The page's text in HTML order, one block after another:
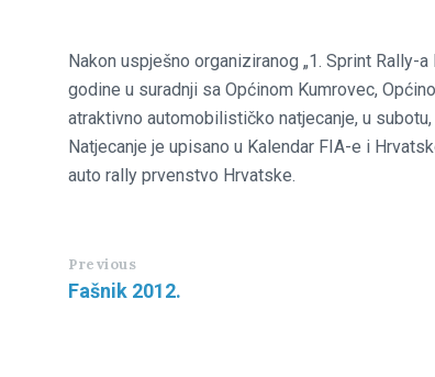
Nakon uspješno organiziranog „1. Sprint Rally-
godine u suradnji sa Općinom Kumrovec,
atraktivno automobilističko natjecanje, u subotu,
Natjecanje je upisano u Kalendar FIA-e i
auto rally prvenstvo Hrvatske.
Previous
Fašnik 2012.